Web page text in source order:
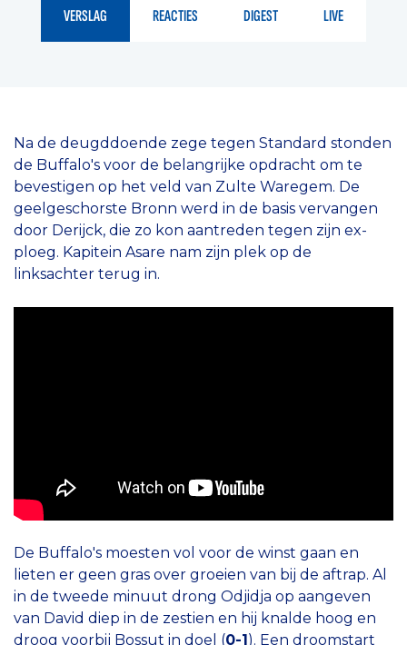
VERSLAG REACTIES DIGEST LIVE
Na de deugddoende zege tegen Standard stonden
de Buffalo's voor de belangrijke opdracht om te
bevestigen op het veld van Zulte Waregem. De
geelgeschorste Bronn werd in de basis vervangen
door Derijck, die zo kon aantreden tegen zijn ex-
ploeg. Kapitein Asare nam zijn plek op de
linksachter terug in.
De Buffalo's moesten vol voor de winst gaan en
lieten er geen gras over groeien van bij de aftrap. Al
in de tweede minuut drong Odjidja op aangeven
van David diep in de zestien en hij knalde hoog en
droog voorbij Bossut in doel (0-1). Een droomstart